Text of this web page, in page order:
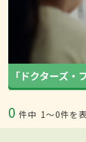
0 件中 1〜0件を